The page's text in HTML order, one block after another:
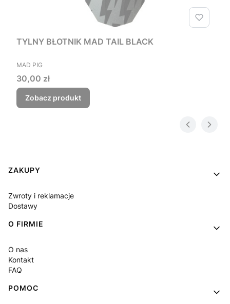
TYLNY BŁOTNIK MAD TAIL BLACK
PRODUCENT
MAD PIG
Cena
30,00 zł
Zobacz produkt
Linki w stopce
ZAKUPY
Zwroty i reklamacje
Dostawy
O FIRMIE
O nas
Kontakt
FAQ
POMOC